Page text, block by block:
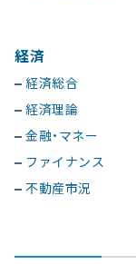
経済
経済総合
経済理論
金融・マネー
ファイナンス
不動産市況